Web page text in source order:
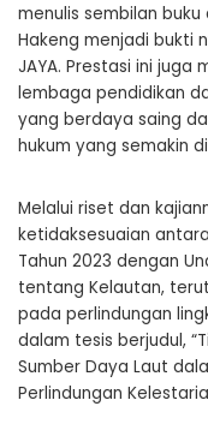
menulis sembilan
Hakeng menjadi bukti
JAYA. Prestasi ini juga
lembaga pendidikan
yang berdaya saing
hukum yang semakin
Melalui riset dan
ketidaksesuaian
Tahun 2023 dengan
tentang Kelautan,
pada perlindungan
dalam tesis berjudul,
Sumber Daya Laut
Perlindungan